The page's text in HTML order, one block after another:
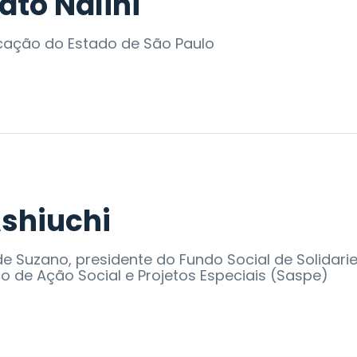
do Estado de São Paulo
Suzano, presidente do Fundo Social de
de Ação Social e Projetos Especiais (Saspe)